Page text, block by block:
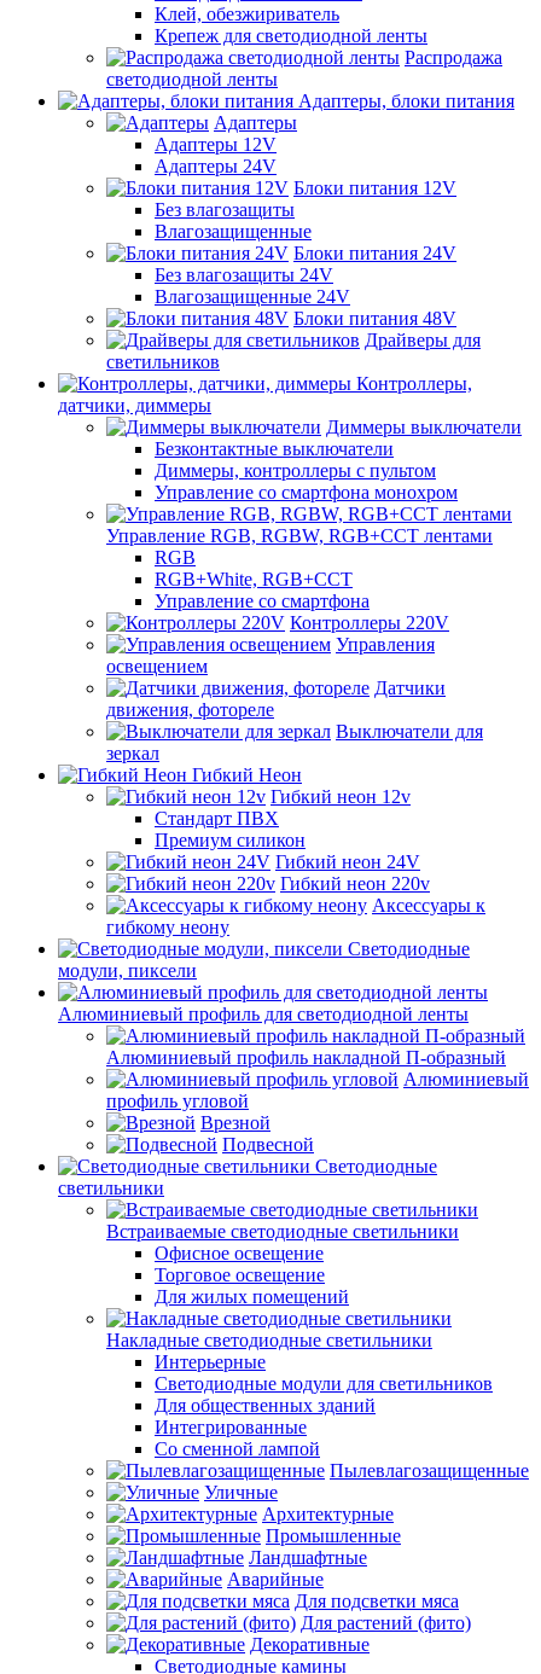
Клей, обезжириватель
Крепеж для светодиодной ленты
Распродажа
светодиодной ленты
Адаптеры, блоки питания
Адаптеры
Адаптеры 12V
Адаптеры 24V
Блоки питания 12V
Без влагозащиты
Влагозащищенные
Блоки питания 24V
Без влагозащиты 24V
Влагозащищенные 24V
Блоки питания 48V
Драйверы для
светильников
Контроллеры,
датчики, диммеры
Диммеры выключатели
Безконтактные выключатели
Диммеры, контроллеры с пультом
Управление со смартфона монохром
Управление RGB, RGBW, RGB+CCT лентами
RGB
RGB+White, RGB+CCT
Управление со смартфона
Контроллеры 220V
Управления
освещением
Датчики
движения, фотореле
Выключатели для
зеркал
Гибкий Неон
Гибкий неон 12v
Стандарт ПВХ
Премиум силикон
Гибкий неон 24V
Гибкий неон 220v
Аксессуары к
гибкому неону
Светодиодные
модули, пиксели
Алюминиевый профиль для светодиодной ленты
Алюминиевый профиль накладной П-образный
Алюминиевый
профиль угловой
Врезной
Подвесной
Светодиодные
светильники
Встраиваемые светодиодные светильники
Офисное освещение
Торговое освещение
Для жилых помещений
Накладные светодиодные светильники
Интерьерные
Светодиодные модули для светильников
Для общественных зданий
Интегрированные
Со сменной лампой
Пылевлагозащищенные
Уличные
Архитектурные
Промышленные
Ландшафтные
Аварийные
Для подсветки мяса
Для растений (фито)
Декоративные
Светодиодные камины